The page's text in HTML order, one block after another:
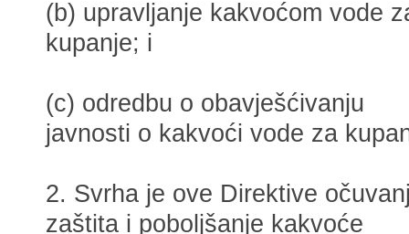
(b) upravljanje kakvoćom vode
kupanje; i
(c) odredbu o obavješćivanju
javnosti o kakvoći vode za
2. Svrha je ove Direktive
zaštita i poboljšanje kakvoće